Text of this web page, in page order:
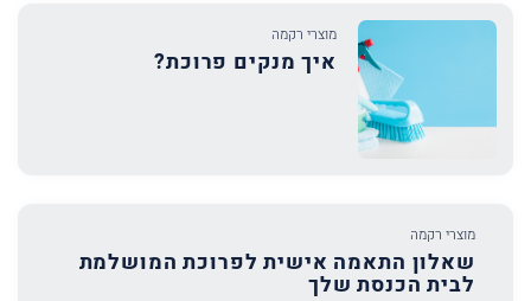
מוצרי רקמה
איך מנקים פרוכת?
מוצרי רקמה
שאלון התאמה אישית לפרוכת המושלמת
לבית הכנסת שלך